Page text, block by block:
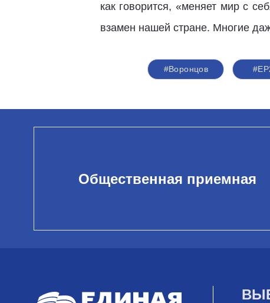
как говорится, «меняет мир с
взамен нашей стране. Многие
#Воронцов
Общественная приемная